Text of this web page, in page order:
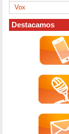
Vox
Destacamos